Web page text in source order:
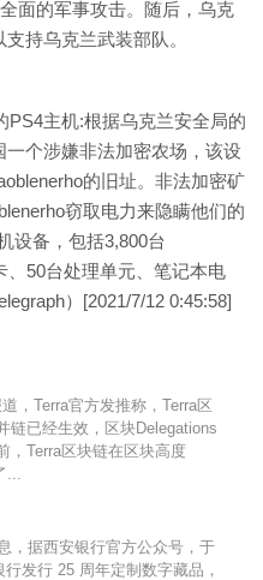
面的军事攻击。随后，乌克
持乌克兰武装部队。
PS4主机:根据乌克兰安全局的
个涉嫌非法加密农场，该设
的旧址。非法加密矿
窃取电力来隐瞒他们的
设备，包括3,800台
、50台处理单元、笔记本电
）[2021/7/12 0:45:58]
，Terra官方发推称，Terra区
链已经生效，区块Delegations
，Terra区块链在区块高度
...
，据西安银行官方公众号，于
发行 25 周年定制数字藏品，